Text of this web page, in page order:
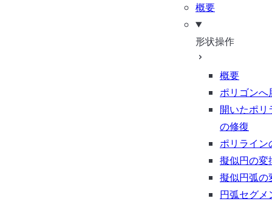
概要
形状操作
概要
ポリゴンへ
開いたポリ
の修復
ポリライン
擬似円の変
擬似円弧の
円弧セグメ